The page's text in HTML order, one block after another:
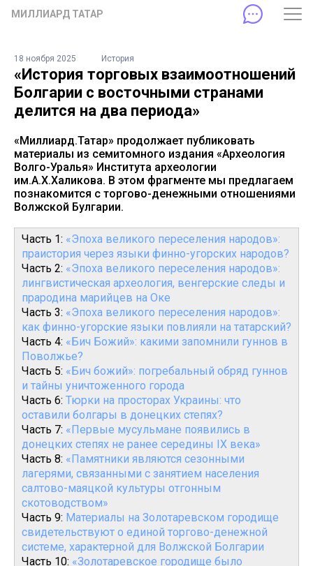
МИЛЛИАРД ТАТАР
18 ноября 2025 История
«История торговых взаимоотношений
Болгарии с восточными странами
делится на два периода»
«Миллиард.Татар» продолжает публиковать
материалы из семитомного издания «Археология
Волго-Уралья» Института археологии
им.А.Х.Халикова. В этом фрагменте мы предлагаем
познакомится с торгово-денежными отношениями
Волжской Булгарии.
Часть 1: «Эпоха великого переселения народов»:
праистория через языки финно-угорских народов?
Часть 2: «Эпоха великого переселения народов»:
лингвистическая археология, венгерские следы и
прародина марийцев на Оке
Часть 3: «Эпоха великого переселения народов»:
как финно-угорские языки повлияли на татарский?
Часть 4: «Бич Божий»: какими запомнили гуннов в
Поволжье?
Часть 5: «Бич божий»: погребальный обряд гуннов
и тайны уничтоженного города
Часть 6: Тюрки на просторах Украины: что
оставили болгары в донецких степях?
Часть 7: «Первые мусульмане появились в
донецких степях не ранее середины IX века»
Часть 8: «Памятники являются сезонными
лагерями, связанными с занятием населения
салтово-маяцкой культуры отгонным
скотоводством»
Часть 9: Материалы на Золотаревском городище
свидетельствуют о единой торгово-денежной
системе, характерной для Волжской Болгарии
Часть 10: «Золотаревское городище было